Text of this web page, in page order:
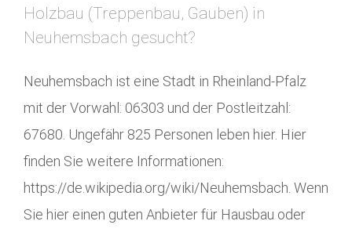
Holzbau (Treppenbau, Gauben) in
Neuhemsbach gesucht?
Neuhemsbach ist eine Stadt in Rheinland-Pfalz
mit der Vorwahl: 06303 und der Postleitzahl:
67680. Ungefähr 825 Personen leben hier. Hier
finden Sie weitere Informationen:
https://de.wikipedia.org/wiki/Neuhemsbach. Wenn
Sie hier einen guten Anbieter für Hausbau oder